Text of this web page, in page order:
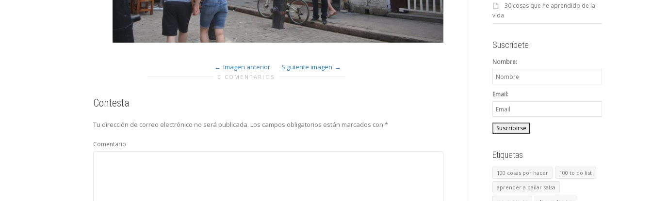
Imagen anterior Siguiente imagen
0 COMENTARIOS
Contesta
Tu dirección de correo electrónico no será publicada. Los campos obligatorios están marcados con *
Comentario
30 cosas que he aprendido de la
vida
Suscríbete
Nombre:
Email:
Etiquetas
100 cosas por hacer
100 to do list
aprender a bailar salsa